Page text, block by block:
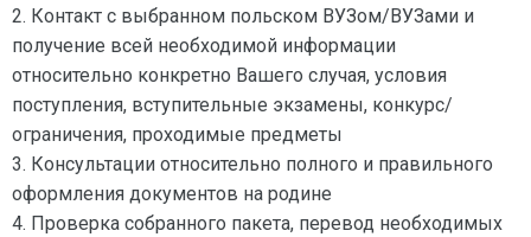
2. Контакт с выбранном польском ВУЗом/ВУЗами и
получение всей необходимой информации
относительно конкретно Вашего случая, условия
поступления, вступительные экзамены, конкурс/
ограничения, проходимые предметы
3. Консультации относительно полного и правильного
оформления документов на родине
4. Проверка собранного пакета, перевод необходимых